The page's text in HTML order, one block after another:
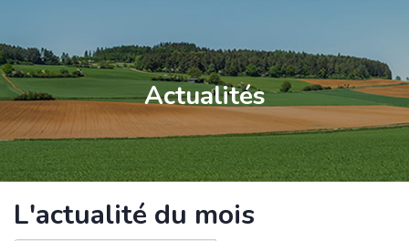
Actualités
L'actualité du mois